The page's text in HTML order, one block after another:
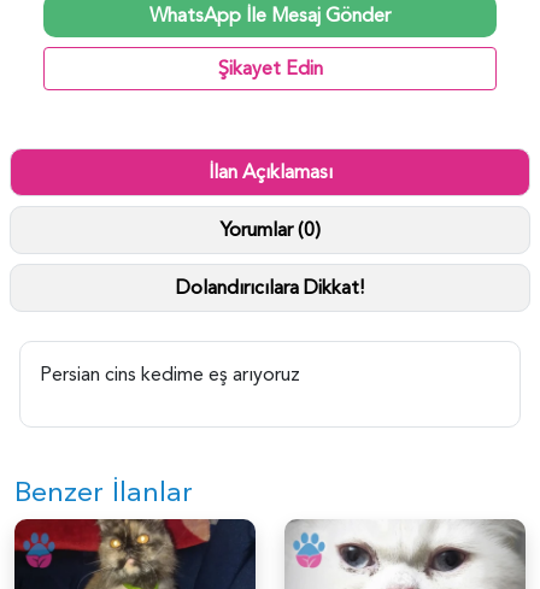
WhatsApp İle Mesaj Gönder
Şikayet Edin
İlan Açıklaması
Yorumlar (0)
Dolandırıcılara Dikkat!
Persian cins kedime eş arıyoruz
Benzer İlanlar